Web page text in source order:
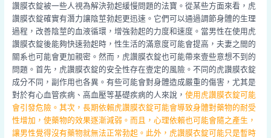
讚膜衣錠被一些人視為解決勃起緩慢問題的法寶。從某些方面來看，虎
讚膜衣錠確實有潛力讓陰莖勃起更迅速。它們可以通過調節身體的生理
過程，改善陰莖的血液循環，增強勃起的力度和速度。當男性在使用虎
讚膜衣錠後能夠快速勃起時，性生活的滿意度可能會提高，夫妻之間的
關系也可能會更加親密。然而，虎讚膜衣錠也可能帶來壹些意想不到的
問題。首先，虎讚膜衣錠的安全性存在壹定的風險。不同的虎讚膜衣錠
成分不同，副作用也各異。有些可能會對身體造成嚴重的傷害，尤其是
對於有心血管疾病、高血壓等基礎疾病的人來說， 使用虎讚膜衣錠可能
會引發危險。其次，長期依賴虎讚膜衣錠可能會導致身體對藥物的耐受
性增加，使藥物的效果逐漸減弱。而且，心理依賴也可能會隨之產生，
讓男性覺得沒有藥物就無法正常勃起。此外，虎讚膜衣錠可能只是暫時